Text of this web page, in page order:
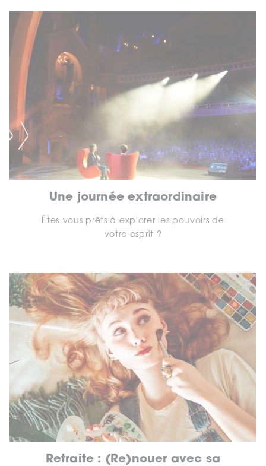
Une journée extraordinaire
Êtes-vous prêts à explorer les pouvoirs de
votre esprit ?
Retraite : (Re)nouer avec sa